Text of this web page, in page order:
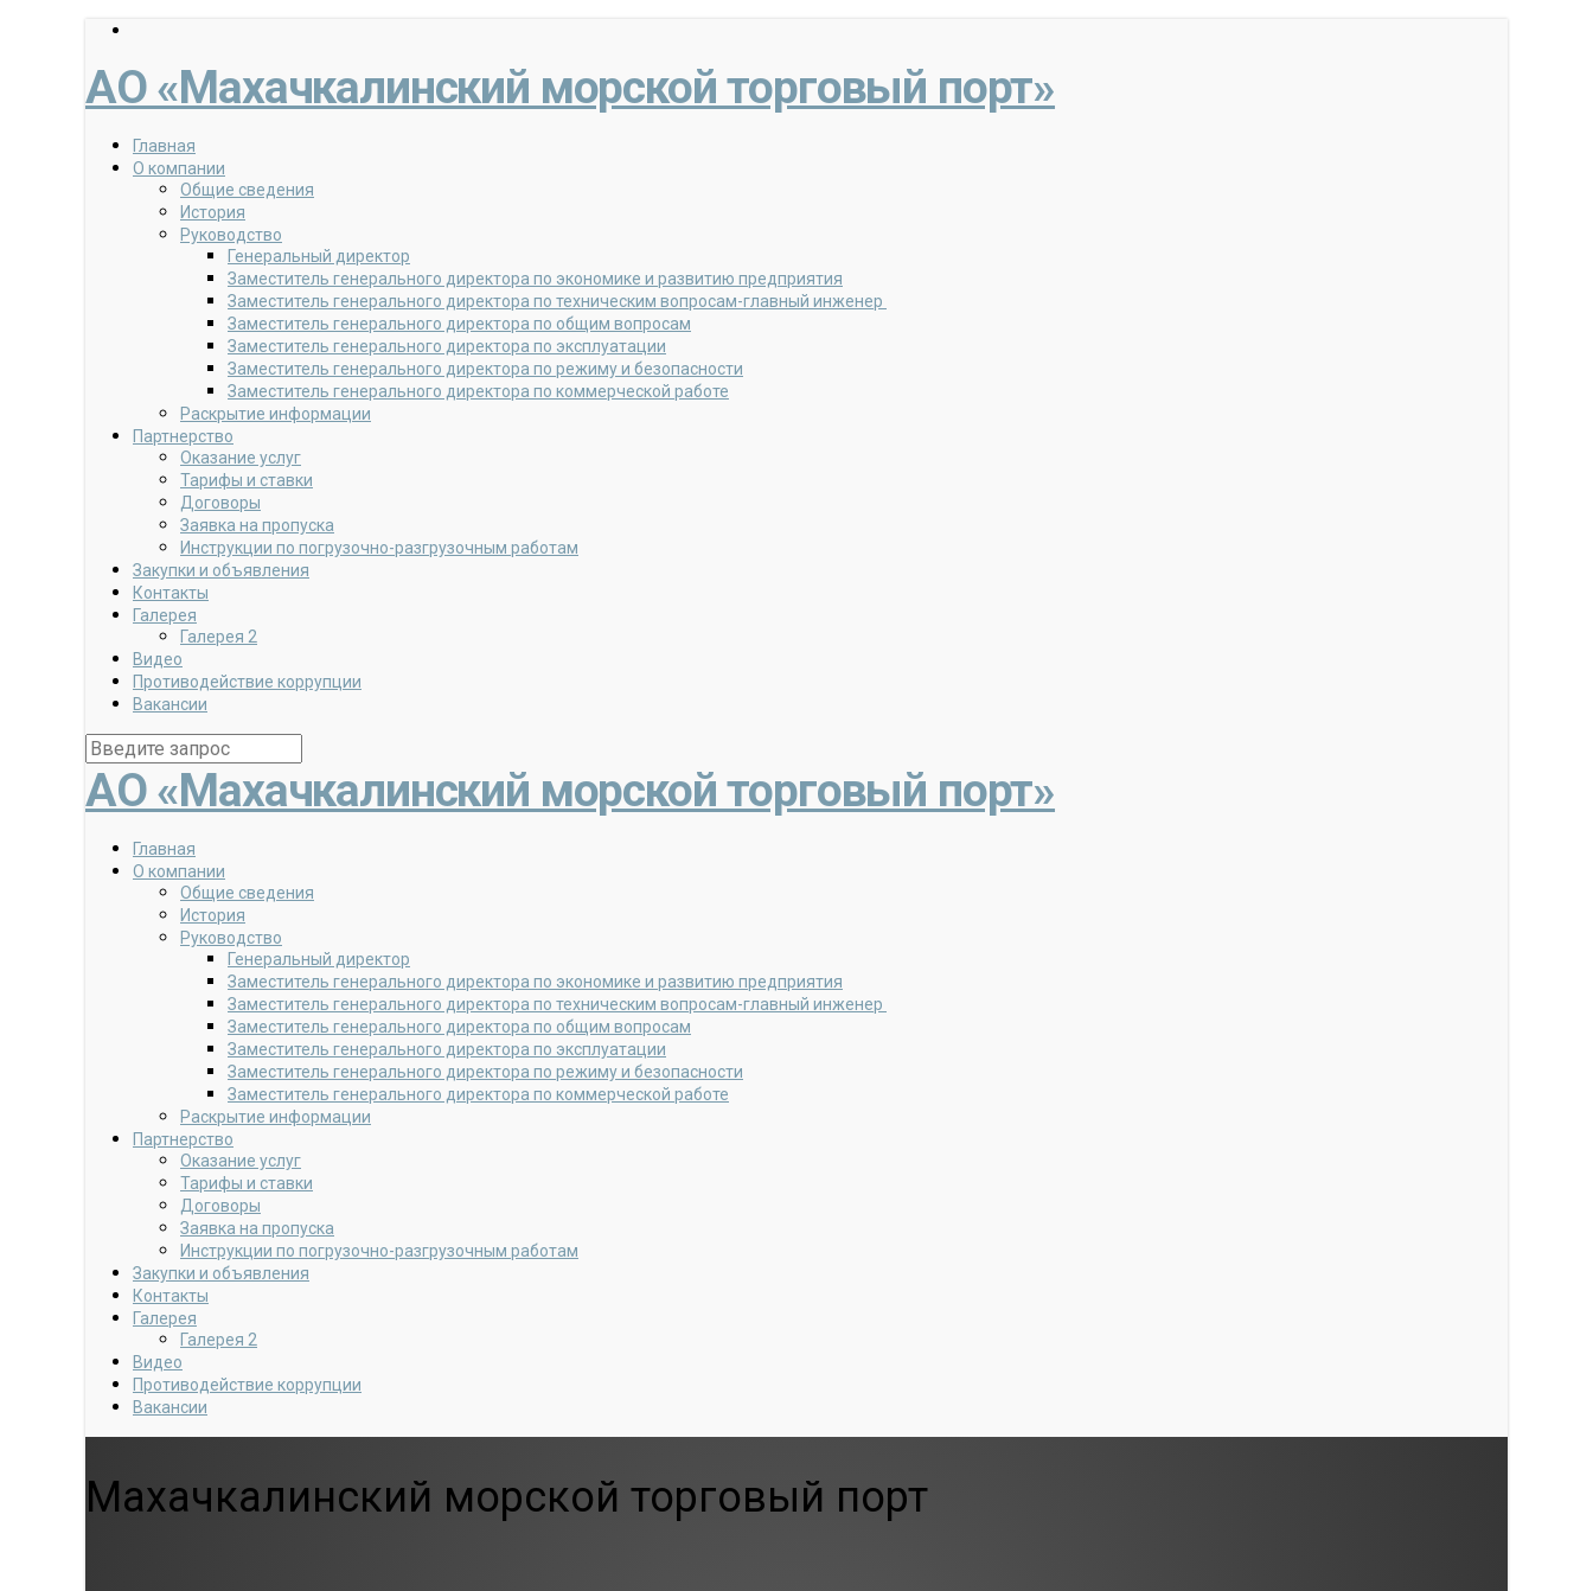
АО «Махачкалинский морской торговый порт»
Главная
О компании
Общие сведения
История
Руководство
Генеральный директор
Заместитель генерального директора по экономике и развитию предприятия
Заместитель генерального директора по техническим вопросам-главный инженер
Заместитель генерального директора по общим вопросам
Заместитель генерального директора по эксплуатации
Заместитель генерального директора по режиму и безопасности
Заместитель генерального директора по коммерческой работе
Раскрытие информации
Партнерство
Оказание услуг
Тарифы и ставки
Договоры
Заявка на пропуска
Инструкции по погрузочно-разгрузочным работам
Закупки и объявления
Контакты
Галерея
Галерея 2
Видео
Противодействие коррупции
Вакансии
АО «Махачкалинский морской торговый порт»
Главная
О компании
Общие сведения
История
Руководство
Генеральный директор
Заместитель генерального директора по экономике и развитию предприятия
Заместитель генерального директора по техническим вопросам-главный инженер
Заместитель генерального директора по общим вопросам
Заместитель генерального директора по эксплуатации
Заместитель генерального директора по режиму и безопасности
Заместитель генерального директора по коммерческой работе
Раскрытие информации
Партнерство
Оказание услуг
Тарифы и ставки
Договоры
Заявка на пропуска
Инструкции по погрузочно-разгрузочным работам
Закупки и объявления
Контакты
Галерея
Галерея 2
Видео
Противодействие коррупции
Вакансии
Махачкалинский морской торговый порт